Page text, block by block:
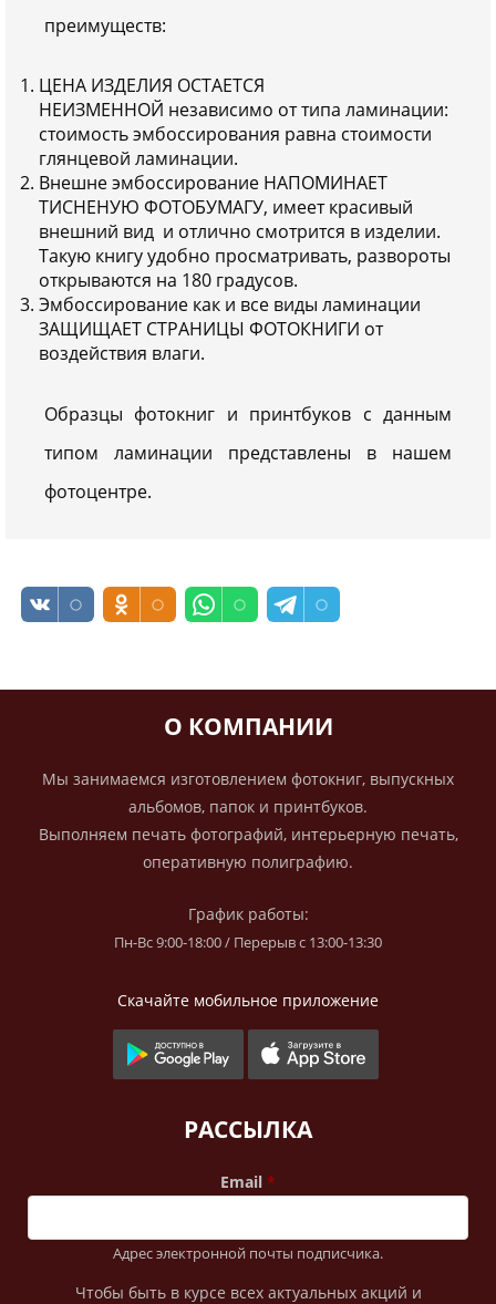
преимуществ:
ЦЕНА ИЗДЕЛИЯ ОСТАЕТСЯ
НЕИЗМЕННОЙ независимо от типа ламинации:
стоимость эмбоссирования равна стоимости
глянцевой ламинации.
Внешне эмбоссирование НАПОМИНАЕТ
ТИСНЕНУЮ ФОТОБУМАГУ, имеет красивый
внешний вид и отлично смотрится в изделии.
Такую книгу удобно просматривать, развороты
открываются на 180 градусов.
Эмбоссирование как и все виды ламинации
ЗАЩИЩАЕТ СТРАНИЦЫ ФОТОКНИГИ от
воздействия влаги.
Образцы фотокниг и принтбуков с данным
типом ламинации представлены в нашем
фотоцентре.
О КОМПАНИИ
Мы занимаемся изготовлением фотокниг, выпускных
альбомов, папок и принтбуков.
Выполняем печать фотографий, интерьерную печать,
оперативную полиграфию.
График работы:
Пн-Вс 9:00-18:00 / Перерыв с 13:00-13:30
Скачайте мобильное приложение
РАССЫЛКА
Email
Адрес электронной почты подписчика.
Чтобы быть в курсе всех актуальных акций и